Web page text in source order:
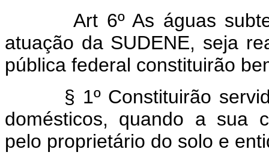
Art 6º As águas
atuação da SUDENE, seja
pública federal constituirão
§ 1º Constituirão
domésticos, quando a sua
pelo proprietário do solo e